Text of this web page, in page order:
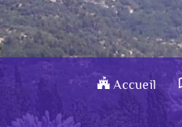
Accueil